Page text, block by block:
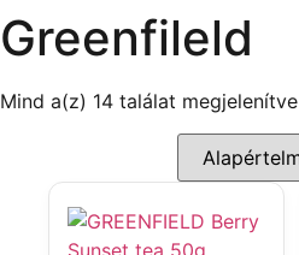
Greenfileld
Mind a(z) 14 találat megjelenítve